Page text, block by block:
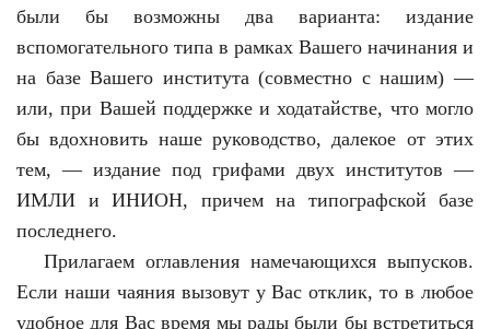
были бы возможны два варианта: издание
вспомогательного типа в рамках Вашего начинания и
на базе Вашего института (совместно с нашим) —
или, при Вашей поддержке и ходатайстве, что могло
бы вдохновить наше руководство, далекое от этих
тем, — издание под грифами двух институтов —
ИМЛИ и ИНИОН, причем на типографской базе
последнего.
Прилагаем оглавления намечающихся выпусков.
Если наши чаяния вызовут у Вас отклик, то в любое
удобное для Вас время мы рады были бы встретиться